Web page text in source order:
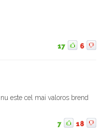
17 6
este cel mai valoros brend
7 18